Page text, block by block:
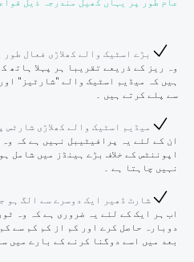
بڑے اسٹیک والے کھلاڑی فعال
وہ ریز کے ذریعے تقریبا ہر پہلا ہاتھ
ہیں کہ میڈیم اسٹیک والے "شارٹیز"
سے پلے کرتے ہیں ۔
میڈیم اسٹیک والے کھلاڑی شارٹس
ان کے لئے یہ پرافیٹیبل نہیں ہے کہ
اپوننٹس کے خلاف بڑے ہینڈز میں شامل
نہیں چاہتا ہے ۔
شارٹ ڈھیر ایک دوسرے سے الگ ہو
اب ہر ایک کے لئے یہ ضروری ہے کہ وہ
دوبارہ حاصل کرے اور کم از کم کم سے
بعد میں اسے دوگنا کرنے کے بارے میں